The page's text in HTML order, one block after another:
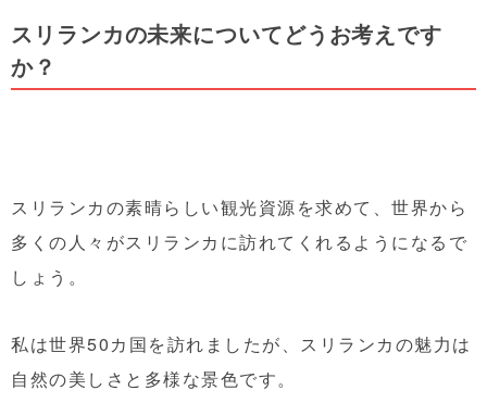
スリランカの未来についてどうお考えです
か？
スリランカの素晴らしい観光資源を求めて、世界から
多くの人々がスリランカに訪れてくれるようになるで
しょう。
私は世界50カ国を訪れましたが、スリランカの魅力は
自然の美しさと多様な景色です。